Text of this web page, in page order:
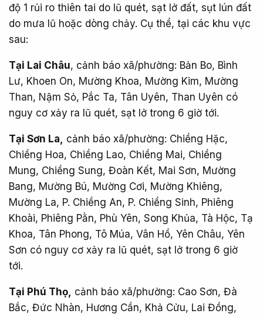
độ 1 rủi ro thiên tai do lũ quét, sạt lở đất, sụt lún đất
do mưa lũ hoặc dòng chảy. Cụ thể, tại các khu vực
sau:
Tại Lai Châu, cảnh báo xã/phường: Bản Bo, Bình
Lư, Khoen On, Mường Khoa, Mường Kim, Mường
Than, Nậm Sỏ, Pắc Ta, Tân Uyên, Than Uyên có
nguy cơ xảy ra lũ quét, sạt lở trong 6 giờ tới.
Tại Sơn La, cảnh báo xã/phường: Chiềng Hặc,
Chiềng Hoa, Chiềng Lao, Chiềng Mai, Chiềng
Mung, Chiềng Sung, Đoàn Kết, Mai Sơn, Mường
Bang, Mường Bú, Mường Cơi, Mường Khiêng,
Mường La, P. Chiềng An, P. Chiềng Sinh, Phiêng
Khoài, Phiêng Pằn, Phù Yên, Song Khủa, Tà Hộc, Tạ
Khoa, Tân Phong, Tô Múa, Vân Hồ, Yên Châu, Yên
Sơn có nguy cơ xảy ra lũ quét, sạt lở trong 6 giờ
tới.
Tại Phú Thọ, cảnh báo xã/phường: Cao Sơn, Đà
Bắc, Đức Nhàn, Hương Cần, Khả Cửu, Lai Đồng,